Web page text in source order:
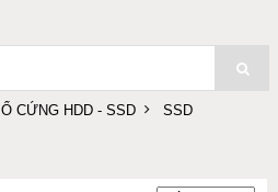
Ổ CỨNG HDD - SSD SSD